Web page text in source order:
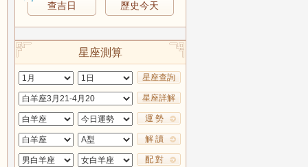
查吉日 歷史今天
星座測算
星座查詢
星座詳解
運 勢
解 讀
配 對